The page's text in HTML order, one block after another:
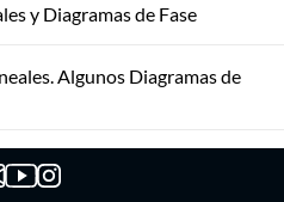
y Diagramas de Fase
Algunos Diagramas de
Uniforme y